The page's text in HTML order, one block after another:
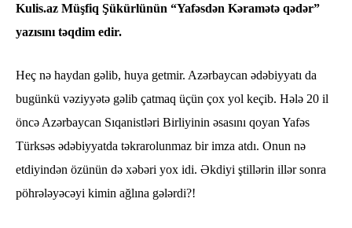
Kulis.az Müşfiq Şükürlünün “Yafəsdən Kəramətə qədər”
yazısını təqdim edir.
Heç nə haydan gəlib, huya getmir. Azərbaycan ədəbiyyatı da
bugünkü vəziyyətə gəlib çatmaq üçün çox yol keçib. Hələ 20 il
öncə Azərbaycan Sıqanistləri Birliyinin əsasını qoyan Yafəs
Türksəs ədəbiyyatda təkrarolunmaz bir imza atdı. Onun nə
etdiyindən özünün də xəbəri yox idi. Əkdiyi ştillərin illər sonra
pöhrələyəcəyi kimin ağlına gələrdi?!